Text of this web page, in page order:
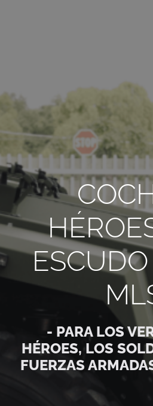
- PARA LOS
HÉROES, LOS
FUERZAS